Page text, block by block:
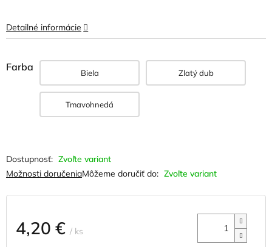
Farba Biela Zlatý dub
Tmavohnedá
Zvoľte variant
Môžeme doručiť do: Zvoľte variant
Možnosti doručenia
4,20 € / ks
Detailné informácie